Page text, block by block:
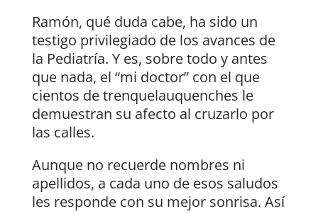
Ramón, qué duda cabe, ha sido un
testigo privilegiado de los avances de
la Pediatría. Y es, sobre todo y antes
que nada, el “mi doctor” con el que
cientos de trenquelauquenches le
demuestran su afecto al cruzarlo por
las calles.
Aunque no recuerde nombres ni
apellidos, a cada uno de esos saludos
les responde con su mejor sonrisa. Así